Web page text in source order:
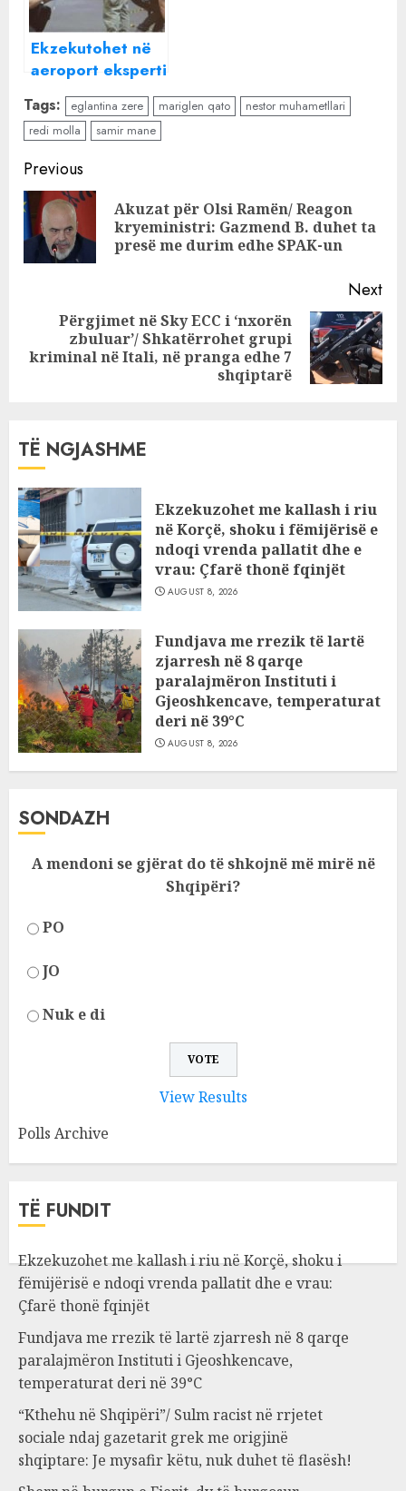
përdor dhe
kompanitë
Ekzekutohet në
aeroport eksperti
kriptomonedhave:
Do të dëshmonte
kundër bandës
kriminale
Tags: eglantina zere mariglen qato
nestor muhametllari
redi molla
samir mane
Continue
Reading
Previous
Akuzat për Olsi Ramën/ Reagon
kryeministri: Gazmend B. duhet ta
presë me durim edhe SPAK-un
Next
post:
Përgjimet në Sky ECC i ‘nxorën
zbuluar’/ Shkatërrohet grupi
kriminal në Itali, në pranga edhe 7
shqiptarë
TË NGJASHME
Ekzekuzohet me kallash i riu
në Korçë, shoku i fëmijërisë e
ndoqi vrenda pallatit dhe e
vrau: Çfarë thonë fqinjët
AUGUST 8, 2026
Fundjava me rrezik të lartë
zjarresh në 8 qarqe
paralajmëron Instituti i
Gjeoshkencave, temperaturat
deri në 39°C
AUGUST 8, 2026
SONDAZH
A mendoni se gjërat do të shkojnë më mirë në
Shqipëri?
PO
JO
Nuk e di
View Results
Polls Archive
TË FUNDIT
Ekzekuzohet me kallash i riu në Korçë, shoku i
fëmijërisë e ndoqi vrenda pallatit dhe e vrau:
Çfarë thonë fqinjët
Fundjava me rrezik të lartë zjarresh në 8 qarqe
paralajmëron Instituti i Gjeoshkencave,
temperaturat deri në 39°C
“Kthehu në Shqipëri”/ Sulm racist në rrjetet
sociale ndaj gazetarit grek me origjinë
shqiptare: Je mysafir këtu, nuk duhet të flasësh!